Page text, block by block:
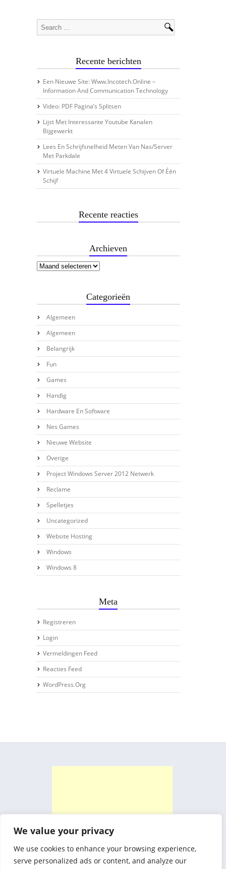
We value your privacy
We use cookies to enhance your browsing experience,
serve personalized ads or content, and analyze our
Recente berichten
Een Nieuwe Site: Www.incotech.online –
Information And Communication Technology
Video: PDF Pagina’s Splitsen
Lijst Met Interessante Youtube Kanalen
Bijgewerkt
Lees En Schrijfsnelheid Meten Van Nas/server
Met Parkdale
Virtuele Machine Met 4 Virtuele Schijven Of Één
Schijf
Recente reacties
Archieven
Categorieën
Algemeen
Algemeen
Belangrijk
Fun
Games
Handig
Hardware En Software
Nes Games
Nieuwe Website
Overige
Project Windows Server 2012 Netwerk
Reclame
Spelletjes
Uncategorized
Website Hosting
Windows
Windows 8
Meta
Registreren
Login
Vermeldingen Feed
Reacties Feed
WordPress.org